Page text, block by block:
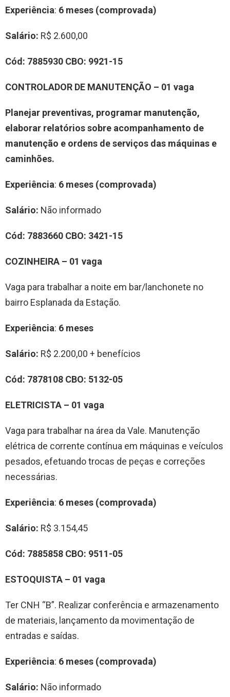
Experiência: 6 meses (comprovada)
Salário: R$ 2.600,00
Cód: 7885930 CBO: 9921-15
CONTROLADOR DE MANUTENÇÃO – 01 vaga
Planejar preventivas, programar manutenção,
elaborar relatórios sobre acompanhamento de
manutenção e ordens de serviços das máquinas e
caminhões.
Experiência: 6 meses (comprovada)
Salário: Não informado
Cód: 7883660 CBO: 3421-15
COZINHEIRA – 01 vaga
Vaga para trabalhar a noite em bar/lanchonete no
bairro Esplanada da Estação.
Experiência: 6 meses
Salário: R$ 2.200,00 + benefícios
Cód: 7878108 CBO: 5132-05
ELETRICISTA – 01 vaga
Vaga para trabalhar na área da Vale. Manutenção
elétrica de corrente contínua em máquinas e veículos
pesados, efetuando trocas de peças e correções
necessárias.
Experiência: 6 meses (comprovada)
Salário: R$ 3.154,45
Cód: 7885858 CBO: 9511-05
ESTOQUISTA – 01 vaga
Ter CNH “B”. Realizar conferência e armazenamento
de materiais, lançamento da movimentação de
entradas e saídas.
Experiência: 6 meses (comprovada)
Salário: Não informado